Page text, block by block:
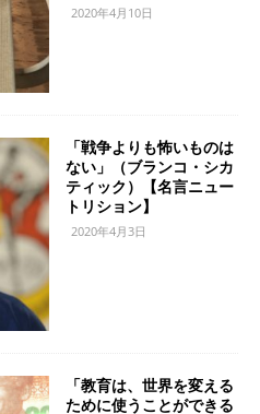
2020年4月10日
「戦争よりも怖いものは
ない」（ブランコ・シカ
ティック）【名言ニュー
トリション】
2020年4月3日
「教育は、世界を変える
ために使うことができる